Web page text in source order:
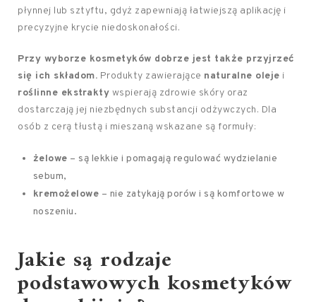
płynnej lub sztyftu, gdyż zapewniają łatwiejszą aplikację i
precyzyjne krycie niedoskonałości.
Przy wyborze kosmetyków dobrze jest także przyjrzeć
się ich składom. Produkty zawierające naturalne oleje i
roślinne ekstrakty wspierają zdrowie skóry oraz
dostarczają jej niezbędnych substancji odżywczych. Dla
osób z cerą tłustą i mieszaną wskazane są formuły:
żelowe – są lekkie i pomagają regulować wydzielanie
sebum,
kremożelowe – nie zatykają porów i są komfortowe w
noszeniu.
Jakie są rodzaje
podstawowych kosmetyków